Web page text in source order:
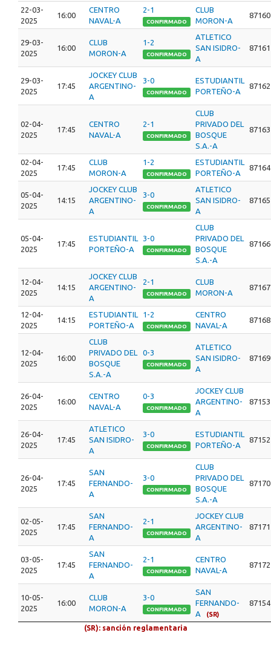
22-03-
2025
16:00
CENTRO
NAVAL-A
2-1
CONFIRMADO
CLUB
MORON-A
87160
29-03-
2025
16:00
CLUB
MORON-A
1-2
CONFIRMADO
ATLETICO
SAN ISIDRO-
A
87161
29-03-
2025
17:45
JOCKEY CLUB
ARGENTINO-
A
3-0
CONFIRMADO
ESTUDIANTIL
PORTEÑO-A
87162
02-04-
2025
17:45
CENTRO
NAVAL-A
2-1
CONFIRMADO
CLUB
PRIVADO DEL
BOSQUE
S.A.-A
87163
02-04-
2025
17:45
CLUB
MORON-A
1-2
CONFIRMADO
ESTUDIANTIL
PORTEÑO-A
87164
05-04-
2025
14:15
JOCKEY CLUB
ARGENTINO-
A
3-0
CONFIRMADO
ATLETICO
SAN ISIDRO-
A
87165
05-04-
2025
17:45
ESTUDIANTIL
PORTEÑO-A
3-0
CONFIRMADO
CLUB
PRIVADO DEL
BOSQUE
S.A.-A
87166
12-04-
2025
14:15
JOCKEY CLUB
ARGENTINO-
A
2-1
CONFIRMADO
CLUB
MORON-A
87167
12-04-
2025
14:15
ESTUDIANTIL
PORTEÑO-A
1-2
CONFIRMADO
CENTRO
NAVAL-A
87168
12-04-
2025
16:00
CLUB
PRIVADO DEL
BOSQUE
S.A.-A
0-3
CONFIRMADO
ATLETICO
SAN ISIDRO-
A
87169
26-04-
2025
16:00
CENTRO
NAVAL-A
0-3
CONFIRMADO
JOCKEY CLUB
ARGENTINO-
A
87153
26-04-
2025
17:45
ATLETICO
SAN ISIDRO-
A
3-0
CONFIRMADO
ESTUDIANTIL
PORTEÑO-A
87152
26-04-
2025
17:45
SAN
FERNANDO-
A
3-0
CONFIRMADO
CLUB
PRIVADO DEL
BOSQUE
S.A.-A
87170
02-05-
2025
17:45
SAN
FERNANDO-
A
2-1
CONFIRMADO
JOCKEY CLUB
ARGENTINO-
A
87171
03-05-
2025
17:45
SAN
FERNANDO-
A
2-1
CONFIRMADO
CENTRO
NAVAL-A
87172
10-05-
2025
16:00
CLUB
MORON-A
3-0
CONFIRMADO
SAN
FERNANDO-
A
(SR)
87154
(SR): sanción reglamentaria